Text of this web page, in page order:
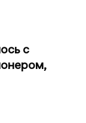
с